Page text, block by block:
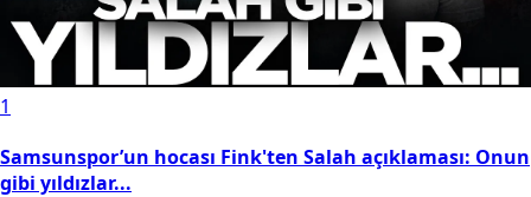
1
Samsunspor’un hocası Fink'ten Salah açıklaması: Onun
gibi yıldızlar...